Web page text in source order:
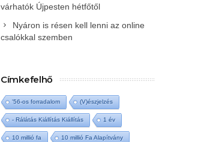
várhatók Újpesten hétfőtől
Nyáron is résen kell lenni az online
csalókkal szemben
Címkefelhő
'56-os forradalom (V)észjelzés
- Rálátás Kiállítás Kiállítás 1 év
10 millió fa 10 millió Fa Alapítvány